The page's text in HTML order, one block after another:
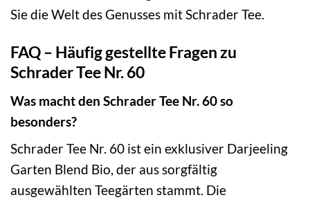
Sie die Welt des Genusses mit Schrader Tee.
FAQ – Häufig gestellte Fragen zu
Schrader Tee Nr. 60
Was macht den Schrader Tee Nr. 60 so
besonders?
Schrader Tee Nr. 60 ist ein exklusiver Darjeeling
Garten Blend Bio, der aus sorgfältig
ausgewählten Teegärten stammt. Die